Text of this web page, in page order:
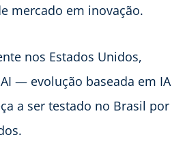
mercado em inovação.
nos Estados Unidos,
— evolução baseada em IA
a ser testado no Brasil por